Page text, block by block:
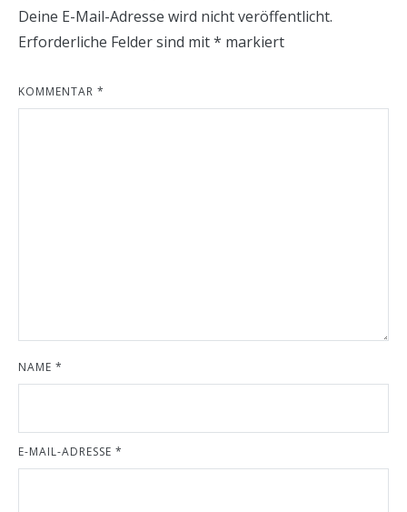
Deine E-Mail-Adresse wird nicht veröffentlicht.
Erforderliche Felder sind mit* markiert
KOMMENTAR *
NAME *
E-MAIL-ADRESSE *